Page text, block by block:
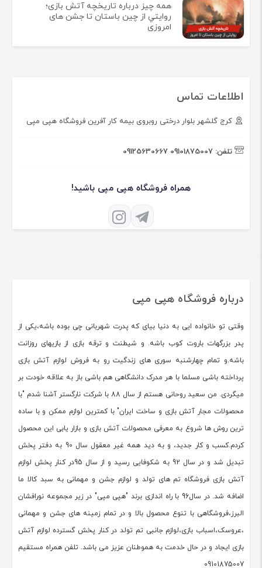
همه چيز درباره تاريخچه آتش بازی؛
روايتي از چين باستان تا جشن های
امروزی
اطلاعات تماس
کرج گلشهر بلوار درختی روبروی بیمه کار آفرین فروشگاه هپی مپی
تلفن: 09101875007
09125630667
همراه فروشگاه هپی مپی باشید!
درباره فروشگاه هپی مپی
وقتی تو خانواده ایی به دنیا بیای که پدرت شهربانی چی بوده باشه،یکی از
پدر بزرگهات باروت کوب باشه. و شیطنت و ترقه بازی از بازیهای روزانت
باشه.و تمام چهارشنبه سوری های زندگیت رو به فروش لوازم آتش بازی
پرداخته باشی مسلما با هر مدرک دانشگاهی هم باشی باز به علاقه خودت بر
میگردی. من سعید روحانی هستم از سال 88 با شرکت نارگستر آشنا شدم "با
محصولات مجار آتش بازی و ساخت ایران" با کمترین لوازم ممکن و با ساده
ترین روش ها شروع به معرفی محصولات آتش بازی و بازار یابی این محصول
کردم.کسب و کار جدید، و به دید همه غیر معقول سال 90 به دفتر پخش
تبدیل شد و در سال 92 به شکوفایی رسید و از سال 95در کنار پخش لوازم
آتش بازی فروشگاه تم های تولد و لوازم جشن و مهمانی به سبد کالا ما
اضافه شد. در سال96 با راه اندازی برند "هپی مپی" در زیر مجموعه نورافشان
البرز،فروشگاهی با تنوع محصول بالا و در تمام زمینه های جشن و مهمانی
،عروسک،اسباب بازی،لوازم جانبی تم تولد در کنار پخش گسترده لوازم آتش
بازی ایجاد و در حال خدمت به هموطنان عزیز می باشد. تلفن همراه مستقیم
09101875007